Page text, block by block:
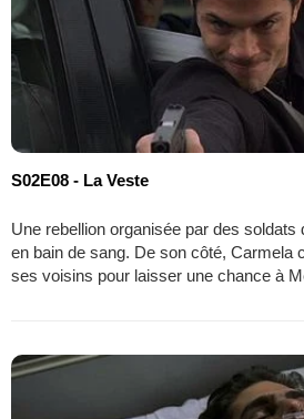
S02E08 - La Veste
Une rebellion organisée par des
en bain de sang. De son côté, Carmela
ses voisins pour laisser une chance à